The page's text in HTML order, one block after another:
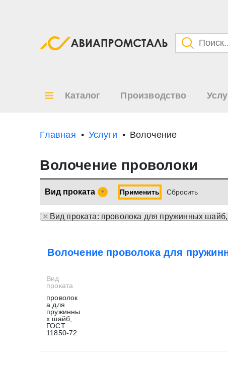
Каталог Производство
Главная Услуги Волочение
Волочение проволоки
Вид проката Применить Cбросить
× Вид проката: проволока для пружинных
Волочение проволока для
Вид
проката
проволок
а для
пружинны
х шайб,
ГОСТ
11850-72